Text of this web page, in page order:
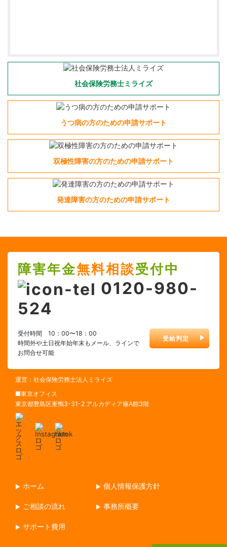
社会保険労務士ミライズ
うつ病の方のための申請サポート
双極性障害の方のための申請サポート
発達障害の方のための申請サポート
障害年金無料相談受付中
0120-980-
524
受付時間 10：00〜18：00
時間外や土日祝年始年末もメール、ラインで
お問合せ可能
受給判定
運営：社会保険労務士法人ミライズ
■東京オフィス
東京都豊島区巣鴨3-31-2 アルカディア篠A館3階
ホーム 個人情報保護方針
ご相談の流れ 事務所概要
サポート費用